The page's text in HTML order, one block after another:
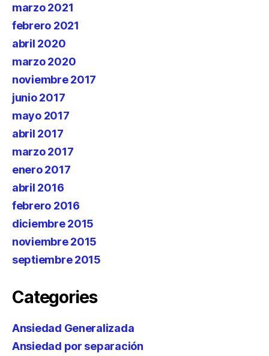
marzo 2021
febrero 2021
abril 2020
marzo 2020
noviembre 2017
junio 2017
mayo 2017
abril 2017
marzo 2017
enero 2017
abril 2016
febrero 2016
diciembre 2015
noviembre 2015
septiembre 2015
Categories
Ansiedad Generalizada
Ansiedad por separación